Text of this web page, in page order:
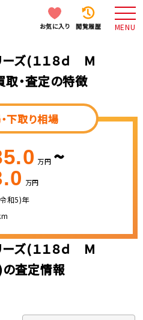
お気に入り 閲覧履歴 MENU
ズ(１１８ｄ Ｍ
・査定の特徴
下取り相場
万円 ~
万円
和5)年
ズ(１１８ｄ Ｍ
査定情報